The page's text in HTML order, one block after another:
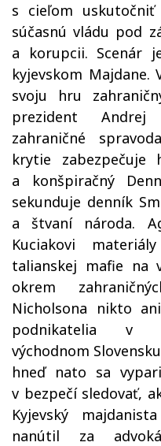
s cieľom
súčasnú vládu pod
a korupcii. Scenár
kyjevskom Majdane.
svoju hru
prezident
zahraničné
krytie zabezpečuje
a konšpiračný
sekunduje denník
a štvaní národa.
Kuciakovi
talianskej mafie na
okrem
Nicholsona nikto
podnikatelia v
východnom
hneď nato sa
v bezpečí sledovať,
Kyjevský
nanútil za